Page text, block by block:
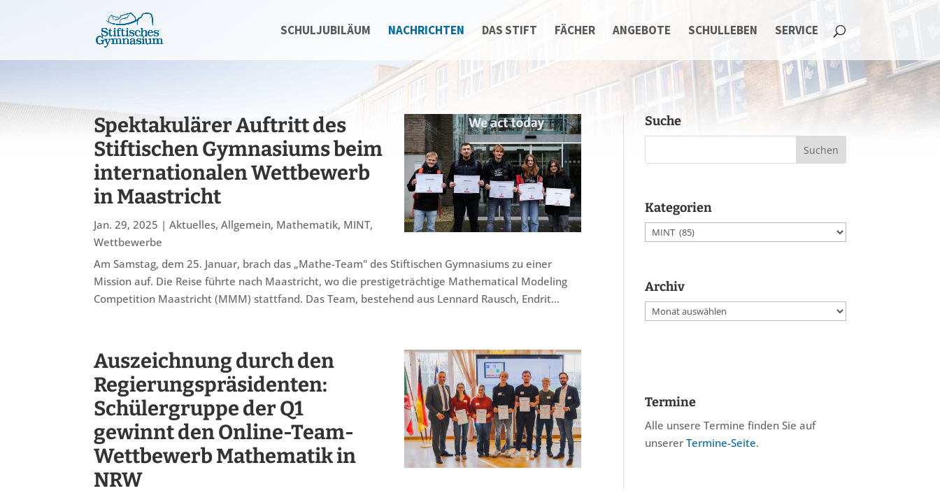
SCHULJUBILÄUM NACHRICHTEN DAS STIFT FÄCHER ANGEBOTE SCHULLEBEN SERVICE
Spektakulärer Auftritt des
Stiftischen Gymnasiums beim
internationalen Wettbewerb
in Maastricht
Jan. 29, 2025 |Aktuelles,Allgemein, Mathematik, MINT,
Wettbewerbe
Am Samstag, dem 25. Januar, brach das „Mathe-Team" des Stiftischen Gymnasiums zu einer
Mission auf. Die Reise führte nach Maastricht, wo die prestigeträchtige Mathematical Modeling
Competition Maastricht (MMM) stattfand. Das Team, bestehend aus Lennard Rausch, Endrit...
Auszeichnung durch den
Regierungspräsidenten:
Schülergruppe der Q1
gewinnt den Online-Team-
Wettbewerb Mathematik in
NRW
Suche
Kategorien
Kategorien
Archiv
Archiv
Termine
Alle unsere Termine finden Sie auf
unserer Termine-Seite.